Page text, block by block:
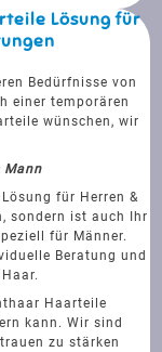
Lösung für
Bedürfnisse von
einer temporären
wünschen, wir
Mann
für Herren &
sondern ist auch Ihr
für Männer.
Beratung und
Haarteile
kann. Wir sind
zu stärken